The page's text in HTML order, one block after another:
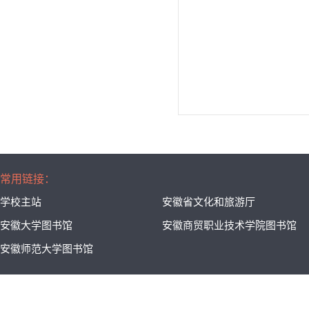
常用链接：
学校主站 安徽省文化和旅游厅
安徽大学图书馆 安徽商贸职业技术学院图书馆
安徽师范大学图书馆